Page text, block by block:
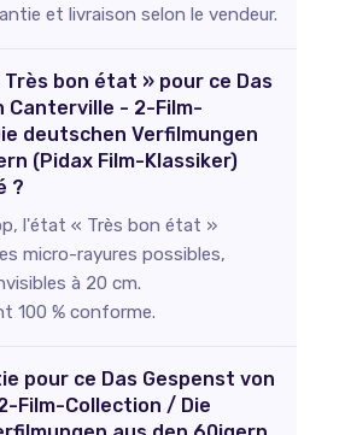
et livraison selon le vendeur.
Très bon état » pour ce Das
Canterville - 2-Film-
deutschen Verfilmungen
(Pidax Film-Klassiker)
?
l'état « Très bon état »
micro-rayures possibles,
à 20 cm.
100 % conforme.
pour ce Das Gespenst von
Film-Collection / Die